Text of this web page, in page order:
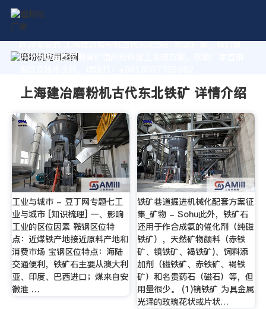
作为专业的 上海建冶磨粉机古代东北铁矿 制造厂家，我们致
力于为您量身定制高价值的粉体加工系统方案。获取厂家直销
上海建冶磨粉机古代东北铁矿 详情介绍
工业与城市 - 豆丁网专题七工
业与城市 [知识梳理] 一、影响
工业的区位因素 鞍钢区位特
点：近煤铁产地接近原料产地和
消费市场 宝钢区位特点：海陆
交通便利，铁矿石主要从澳大利
亚、印度、巴西进口；煤来自安
徽淮 …
铁矿巷道掘进机械化配套方案征
集_矿物 - Sohu此外，铁矿石
还用于作合成氨的催化剂（纯磁
铁矿），天然矿物颜料（赤铁
矿、镜铁矿、褐铁矿)、饲料添
加剂（磁铁矿、赤铁矿、褐铁
矿）和名贵药石（磁石）等，但
用量很少。 (1)镜铁矿 为具金属
光泽的玫瑰花状或片状…